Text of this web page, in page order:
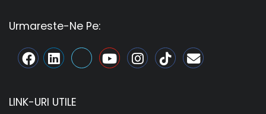
Urmareste-Ne Pe:
LINK-URI UTILE